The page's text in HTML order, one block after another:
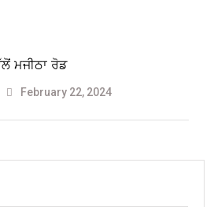
ਮਜੀਠਾ ਰੋਡ
February 22, 2024